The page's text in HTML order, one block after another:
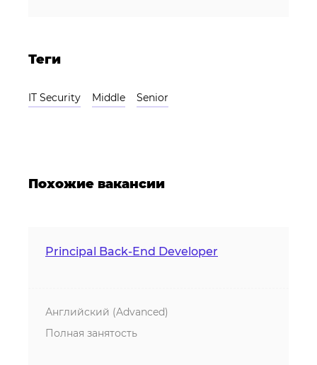
Теги
IT Security Middle Senior
Похожие вакансии
Principal Back-End Developer
Английский (Advanced)
Полная занятость